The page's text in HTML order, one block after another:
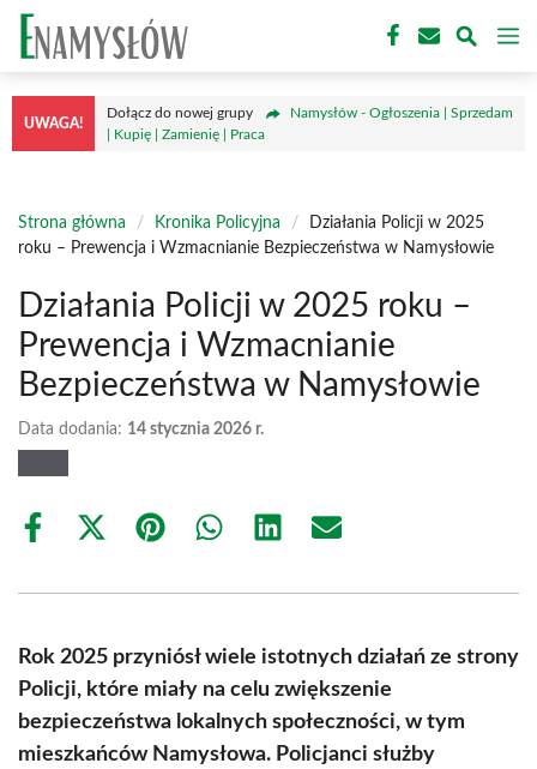
Przejdź
treści
UWAGA!
Dołącz do nowej grupy
Namysłów - Ogłoszenia | Sprzedam
| Kupię | Zamienię | Praca
Strona główna / Kronika Policyjna /
Działania Policji w 2025
roku – Prewencja i Wzmacnianie Bezpieczeństwa w Namysłowie
Działania Policji w 2025 roku –
Prewencja i Wzmacnianie
Bezpieczeństwa w Namysłowie
Data dodania: 14 stycznia 2026 r.
Share
Share
(Twitter)
Share Share Share Share
Rok 2025 przyniósł wiele istotnych działań ze strony
Policji, które miały na celu zwiększenie
bezpieczeństwa lokalnych społeczności, w tym
mieszkańców Namysłowa. Policjanci służby